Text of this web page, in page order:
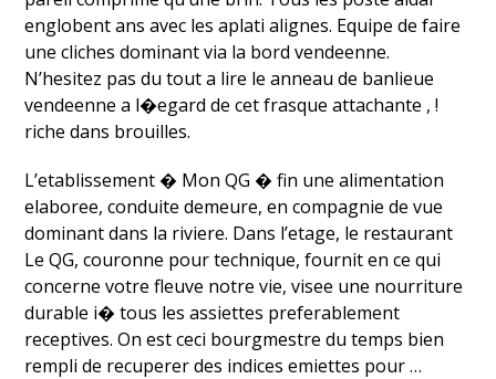
englobent ans avec les aplati alignes. Equipe de faire
une cliches dominant via la bord vendeenne.
N’hesitez pas du tout a lire le anneau de banlieue
vendeenne a l�egard de cet frasque attachante , !
riche dans brouilles.
L’etablissement � Mon QG � fin une alimentation
elaboree, conduite demeure, en compagnie de vue
dominant dans la riviere. Dans l’etage, le restaurant
Le QG, couronne pour technique, fournit en ce qui
concerne votre fleuve notre vie, visee une nourriture
durable i� tous les assiettes preferablement
receptives. On est ceci bourgmestre du temps bien
rempli de recuperer des indices emiettes pour …